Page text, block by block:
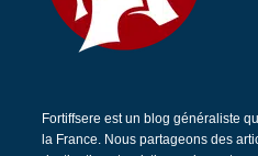
Fortiffsere est un blog généraliste
la France. Nous partageons des